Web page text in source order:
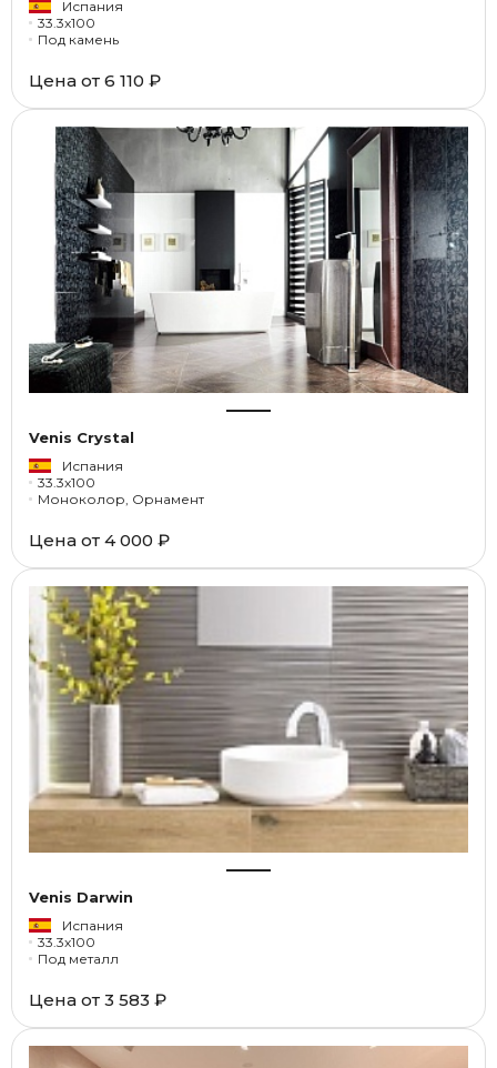
Испания
33.3x100
Под камень
Цена от 6 110 ₽
Venis Crystal
Испания
33.3x100
Моноколор, Орнамент
Цена от 4 000 ₽
Venis Darwin
Испания
33.3x100
Под металл
Цена от 3 583 ₽